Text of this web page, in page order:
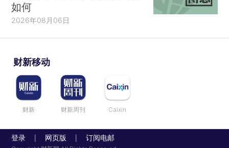
如何
2026年08月06日
财新移动
财新 财新周刊 Caixin
登录 网页版 订阅电邮